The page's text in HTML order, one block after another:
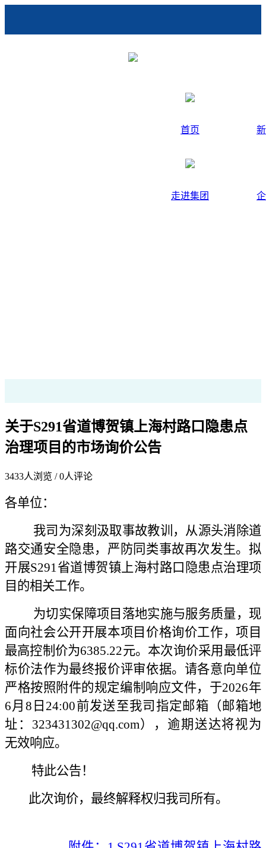
首页
走进集团
关于S291省道博贺镇上海村路口隐患点
治理项目的市场询价公告
3433人浏览 /0人评论
各单位：
我司为深刻汲取事故教训，从源头消除道
路交通安全隐患，严防同类事故再次发生。拟
开展S291省道博贺镇上海村路口隐患点治理项
目的相关工作。
为切实保障项目落地实施与服务质量，现
面向社会公开开展本项目价格询价工作，项目
最高控制价为6385.22元。本次询价采用最低评
标价法作为最终报价评审依据。请各意向单位
严格按照附件的规定编制响应文件，于2026年
6月8日24:00前发送至我司指定邮箱（邮箱地
址：323431302@qq.com），逾期送达将视为
无效响应。
特此公告！
此次询价，最终解释权归我司所有。